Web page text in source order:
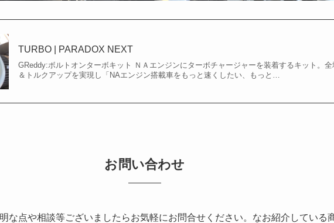
TURBO | PARADOX NEXT
GReddy:ボルトオンターボキット ＮＡエンジンにターボチャージャーを装着するキット。
＆トルクアップを実現し「NAエンジン搭載車をもっと速くしたい、もっと…
お問い合わせ
な点や相談等ございましたらお気軽にお問合せください。なお紹介している